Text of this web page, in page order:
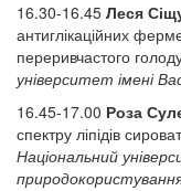
16.30-16.45 Леся
антиглікаційних
переривчастого
університет імені
16.45-17.00 Роза
спектру ліпідів
Національний